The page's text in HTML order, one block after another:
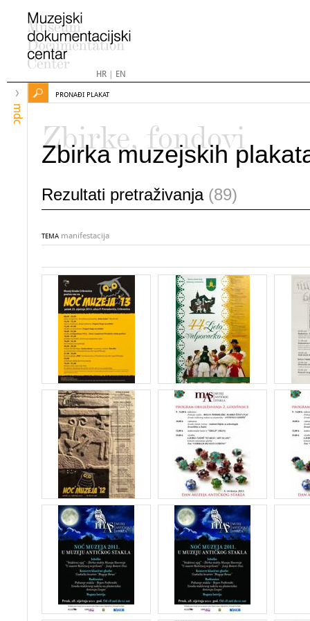
HR| EN
mdc
PRONAĐI PLAKAT
Zbirke, fondovi
Zbirka muzejskih
Rezultati pretraživanja (89)
TEMA manifestacija